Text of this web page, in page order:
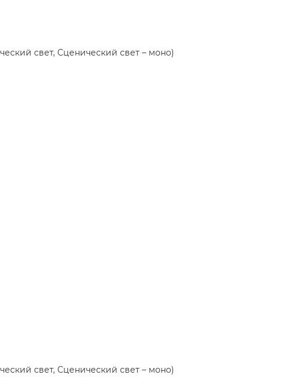
свет, Сценический свет – моно)
свет, Сценический свет – моно)